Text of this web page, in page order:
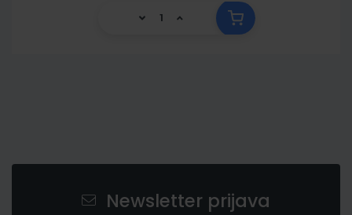
Newsletter prijava